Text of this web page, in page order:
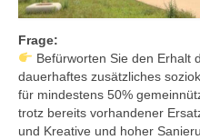
Frage:
Befürworten Sie den Erhalt
dauerhaftes zusätzliches
für mindestens 50%
trotz bereits vorhandener
und Kreative und hoher